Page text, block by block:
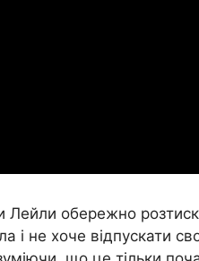
Лейли обережно
і не хоче відпускати